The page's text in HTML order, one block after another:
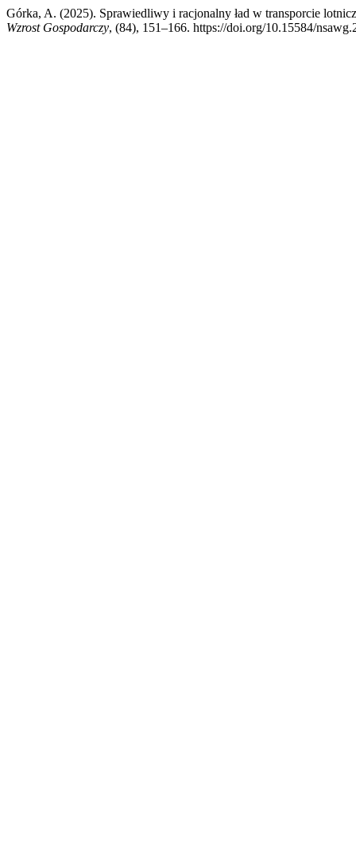
Górka, A. (2025). Sprawiedliwy i racjonalny ład w transporcie
Wzrost Gospodarczy, (84), 151–166. https://doi.org/10.15584/